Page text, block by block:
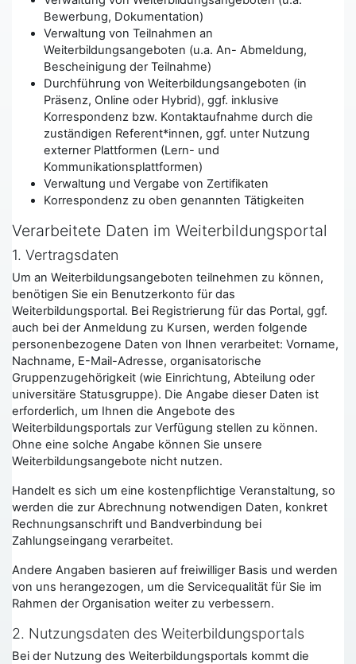
Bewerbung, Dokumentation)
Verwaltung von Teilnahmen an
Weiterbildungsangeboten (u.a. An- Abmeldung,
Bescheinigung der Teilnahme)
Durchführung von Weiterbildungsangeboten (in
Präsenz, Online oder Hybrid), ggf. inklusive
Korrespondenz bzw. Kontaktaufnahme durch die
zuständigen Referent*innen, ggf. unter Nutzung
externer Plattformen (Lern- und
Kommunikationsplattformen)
Verwaltung und Vergabe von Zertifikaten
Korrespondenz zu oben genannten Tätigkeiten
Verarbeitete Daten im Weiterbildungsportal
1. Vertragsdaten
Um an Weiterbildungsangeboten teilnehmen zu können,
benötigen Sie ein Benutzerkonto für das
Weiterbildungsportal. Bei Registrierung für das Portal, ggf.
auch bei der Anmeldung zu Kursen, werden folgende
personenbezogene Daten von Ihnen verarbeitet: Vorname,
Nachname, E-Mail-Adresse, organisatorische
Gruppenzugehörigkeit (wie Einrichtung, Abteilung oder
universitäre Statusgruppe). Die Angabe dieser Daten ist
erforderlich, um Ihnen die Angebote des
Weiterbildungsportals zur Verfügung stellen zu können.
Ohne eine solche Angabe können Sie unsere
Weiterbildungsangebote nicht nutzen.
Handelt es sich um eine kostenpflichtige Veranstaltung, so
werden die zur Abrechnung notwendigen Daten, konkret
Rechnungsanschrift und Bandverbindung bei
Zahlungseingang verarbeitet.
Andere Angaben basieren auf freiwilliger Basis und werden
von uns herangezogen, um die Servicequalität für Sie im
Rahmen der Organisation weiter zu verbessern.
2. Nutzungsdaten des Weiterbildungsportals
Bei der Nutzung des Weiterbildungsportals kommt die